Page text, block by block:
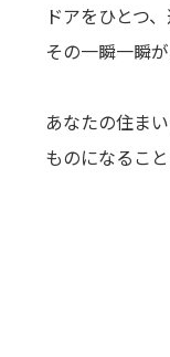
ドアをひとつ
その一瞬一瞬
あなたの住ま
ものになるこ